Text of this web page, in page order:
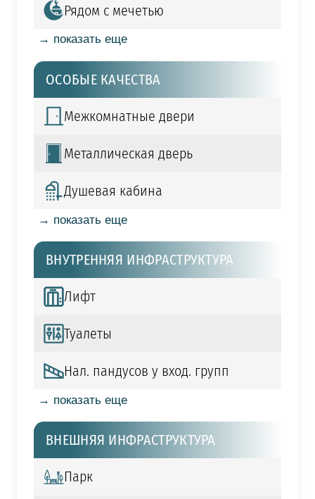
Рядом с мечетью
→ показать еще
ОСОБЫЕ КАЧЕСТВА
Межкомнатные двери
Металлическая дверь
Душевая кабина
→ показать еще
ВНУТРЕННЯЯ ИНФРАСТРУКТУРА
Лифт
Туалеты
Нал. пандусов у вход. групп
→ показать еще
ВНЕШНЯЯ ИНФРАСТРУКТУРА
Парк